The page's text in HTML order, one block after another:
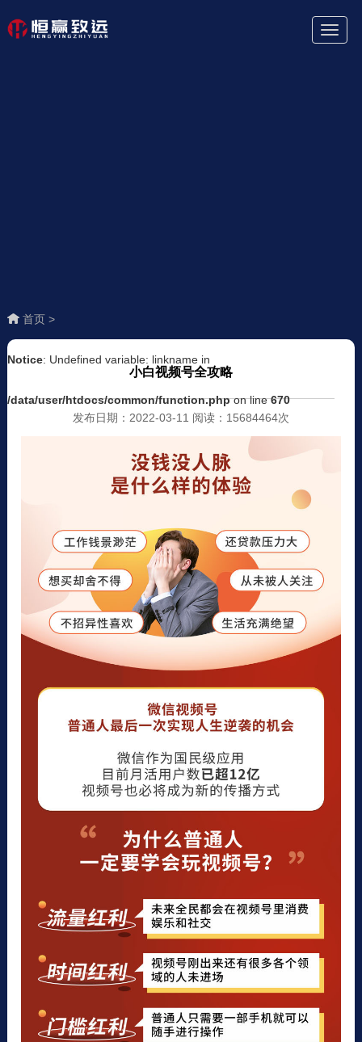
首页 >
Notice: Undefined variable: linkname in
/data/user/htdocs/common/function.phpon line670
小白视频号全攻略
发布日期：2022-03-11 阅读：15684464次